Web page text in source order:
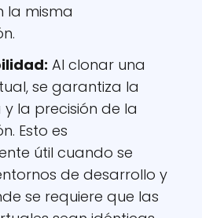
la misma
Al clonar una
se garantiza la
y la precisión de la
Esto es
útil cuando se
de desarrollo y
se requiere que las